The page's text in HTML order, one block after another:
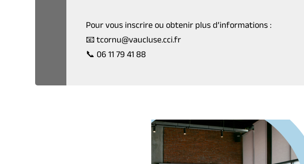
Pour vous inscrire ou obtenir plus d’informations :
📧 tcornu@vaucluse.cci.fr
📞 06 11 79 41 88